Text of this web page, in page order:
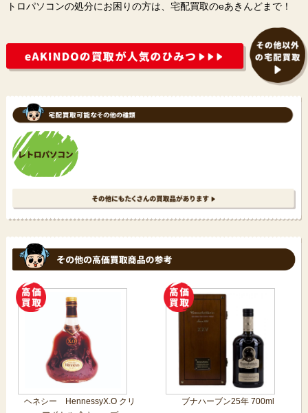
トロパソコンの処分にお困りの方は、宅配買取のeあきんどまで！
ヘネシー HennessyX.O クリ
ブナハーブン25年 700ml